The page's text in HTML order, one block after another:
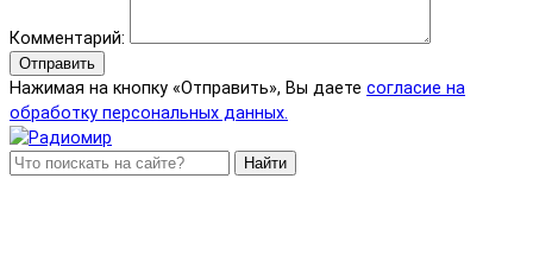
Комментарий:
Отправить
Нажимая на кнопку «Отправить», Вы даете согласие на
обработку персональных данных.
Найти